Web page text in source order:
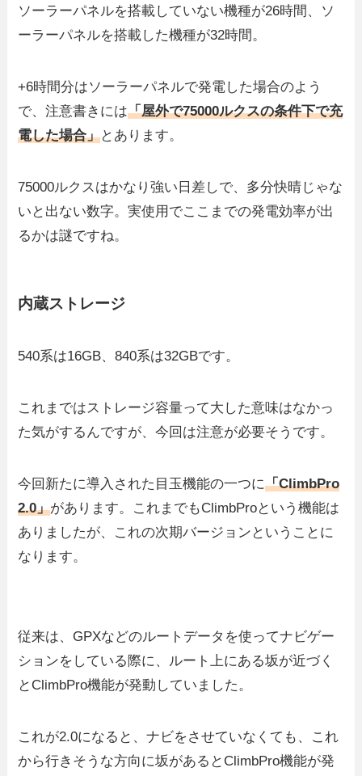
ソーラーパネルを搭載していない機種が26時間、ソ
ーラーパネルを搭載した機種が32時間。
+6時間分はソーラーパネルで発電した場合のよう
で、注意書きには「屋外で75000ルクスの条件下で充
電した場合」とあります。
75000ルクスはかなり強い日差しで、多分快晴じゃな
いと出ない数字。実使用でここまでの発電効率が出
るかは謎ですね。
内蔵ストレージ
540系は16GB、840系は32GBです。
これまではストレージ容量って大した意味はなかっ
た気がするんですが、今回は注意が必要そうです。
今回新たに導入された目玉機能の一つに「ClimbPro
2.0」があります。これまでもClimbProという機能は
ありましたが、これの次期バージョンということに
なります。
従来は、GPXなどのルートデータを使ってナビゲー
ションをしている際に、ルート上にある坂が近づく
とClimbPro機能が発動していました。
これが2.0になると、ナビをさせていなくても、これ
から行きそうな方向に坂があるとClimbPro機能が発